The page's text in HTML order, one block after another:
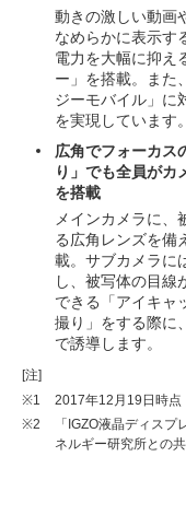
動きの激しい動画
なめらかに表示す
電力を大幅に抑え
ー」を搭載。また
ジーモバイル」に
を実現しています。
広角でフォーカス
り」でも全員がカ
を搭載
メインカメラに、
る広角レンズを備
載。サブカメラに
し、被写体の目線
できる「アイキャ
撮り」をする際に
で誘導します。
[注]
※1
2017年12月19日時点
※2
「IGZO液晶ディス
ネルギー研究所との